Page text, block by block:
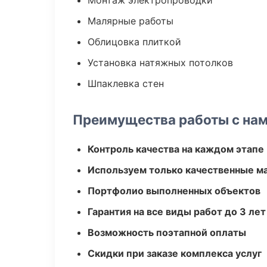
Малярные работы
Облицовка плиткой
Установка натяжных потолков
Шпаклевка стен
Преимущества работы с
Контроль качества на каждом этапе
Используем только качественные
Портфолио выполненных объектов
Гарантия на все виды работ до 3 лет
Возможность поэтапной оплаты
Скидки при заказе комплекса услуг